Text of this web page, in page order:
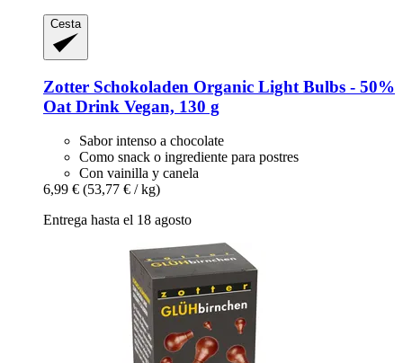
Cesta
Zotter Schokoladen Organic Light Bulbs -​ 50%
Oat Drink Vegan, 130 g
Sabor intenso a chocolate
Como snack o ingrediente para postres
Con vainilla y canela
6,99 € (53,77 € / kg)
Entrega hasta el 18 agosto